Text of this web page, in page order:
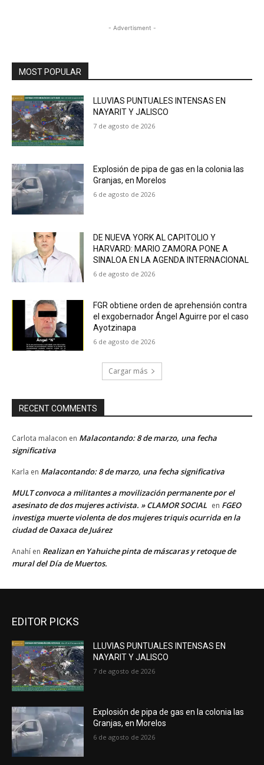
- Advertisment -
MOST POPULAR
LLUVIAS PUNTUALES INTENSAS EN
NAYARIT Y JALISCO
7 de agosto de 2026
Explosión de pipa de gas en la colonia las
Granjas, en Morelos
6 de agosto de 2026
DE NUEVA YORK AL CAPITOLIO Y
HARVARD: MARIO ZAMORA PONE A
SINALOA EN LA AGENDA INTERNACIONAL
6 de agosto de 2026
FGR obtiene orden de aprehensión contra
el exgobernador Ángel Aguirre por el caso
Ayotzinapa
6 de agosto de 2026
Cargar más
RECENT COMMENTS
Carlota malacon en Malacontando: 8 de marzo, una fecha
significativa
Karla en Malacontando: 8 de marzo, una fecha significativa
MULT convoca a militantes a movilización permanente por el
asesinato de dos mujeres activista. » CLAMOR SOCIAL en FGEO
investiga muerte violenta de dos mujeres triquis ocurrida en la
ciudad de Oaxaca de Juárez
Anahí en Realizan en Yahuiche pinta de máscaras y retoque de
mural del Día de Muertos.
EDITOR PICKS
LLUVIAS PUNTUALES INTENSAS EN
NAYARIT Y JALISCO
7 de agosto de 2026
Explosión de pipa de gas en la colonia las
Granjas, en Morelos
6 de agosto de 2026